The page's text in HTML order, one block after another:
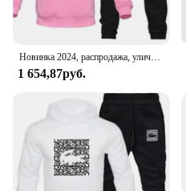
Новинка 2024, распродажа, уличная спортивная одежда для фитнеса и отдыха, Мужская Уличная одежда на осень и зиму, Удобный свободный костюм, модная трендовая толстовка, штаны
1 654,87руб.